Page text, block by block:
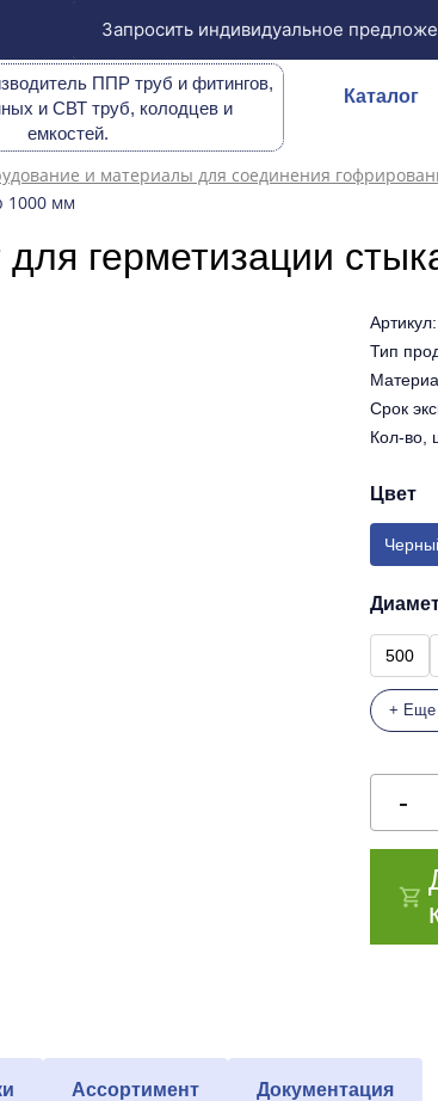
Запросить индивидуальное
ППР труб и фитингов,
и СВТ труб, колодцев и
емкостей.
Каталог
и материалы для соединения
1000 мм
для герметизации
Артикул:
Тип
Срок
Кол-во,
Цвет
500
+ Еще
Ассортимент Документация